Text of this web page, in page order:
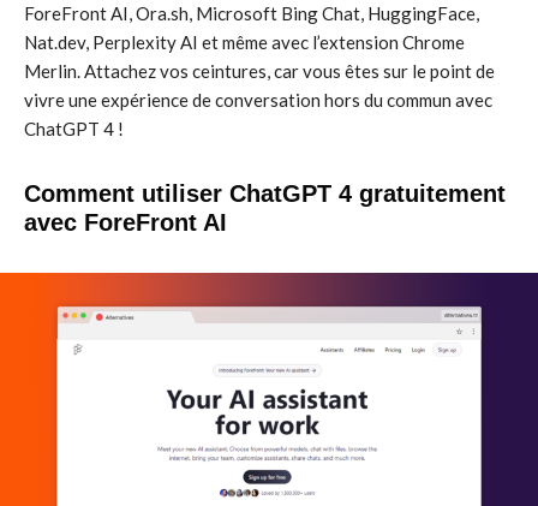
ForeFront AI, Ora.sh, Microsoft Bing Chat, HuggingFace,
Nat.dev, Perplexity AI et même avec l’extension Chrome
Merlin. Attachez vos ceintures, car vous êtes sur le point de
vivre une expérience de conversation hors du commun avec
ChatGPT 4 !
Comment utiliser ChatGPT 4 gratuitement
avec ForeFront AI